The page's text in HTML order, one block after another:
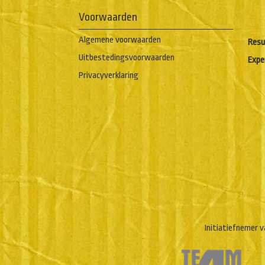
Voorwaarden
Algemene voorwaarden
Uitbestedingsvoorwaarden
Privacyverklaring
Initiatiefnemer